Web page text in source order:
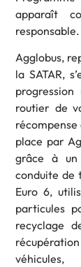
apparaît
responsable.
Agglobus,
la SATAR,
routier de
récompense
place par
grâce à un
conduite de
Euro 6,
particules
recyclage